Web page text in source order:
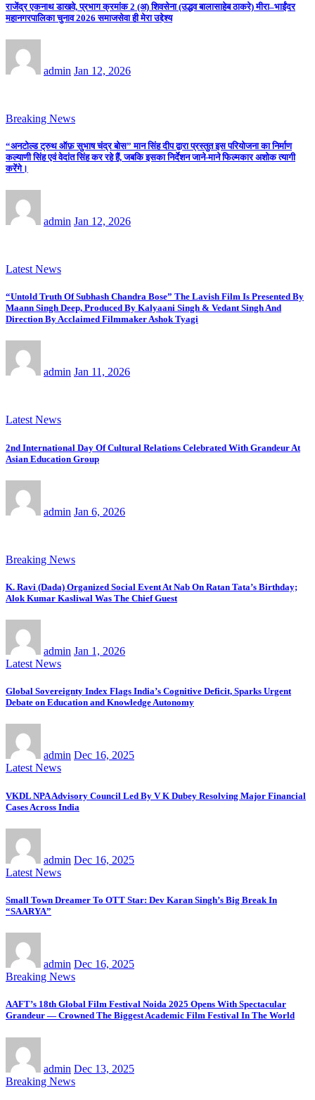
राजेंद्र एकनाथ डाखवे, प्रभाग क्रमांक 2 (अ) शिवसेना (उद्धव बालासाहेब ठाकरे) मीरा–भाईंदर
महानगरपालिका चुनाव 2026 समाजसेवा ही मेरा उद्देश्य
admin Jan 12, 2026
Breaking News
“अनटोल्ड ट्रुथ ऑफ़ सुभाष चंद्र बोस” मान सिंह दीप द्वारा प्रस्तुत इस परियोजना का निर्माण
कल्याणी सिंह एवं वेदांत सिंह कर रहे हैं, जबकि इसका निर्देशन जाने-माने फिल्मकार अशोक त्यागी
करेंगे।
admin Jan 12, 2026
Latest News
“Untold Truth Of Subhash Chandra Bose” The Lavish Film Is Presented By
Maann Singh Deep, Produced By Kalyaani Singh & Vedant Singh And
Direction By Acclaimed Filmmaker Ashok Tyagi
admin Jan 11, 2026
Latest News
2nd International Day Of Cultural Relations Celebrated With Grandeur At
Asian Education Group
admin Jan 6, 2026
Breaking News
K. Ravi (Dada) Organized Social Event At Nab On Ratan Tata’s Birthday;
Alok Kumar Kasliwal Was The Chief Guest
admin Jan 1, 2026
Latest News
Global Sovereignty Index Flags India’s Cognitive Deficit, Sparks Urgent
Debate on Education and Knowledge Autonomy
admin Dec 16, 2025
Latest News
VKDL NPA Advisory Council Led By V K Dubey Resolving Major Financial
Cases Across India
admin Dec 16, 2025
Latest News
Small Town Dreamer To OTT Star: Dev Karan Singh’s Big Break In
“SAARYA”
admin Dec 16, 2025
Breaking News
AAFT’s 18th Global Film Festival Noida 2025 Opens With Spectacular
Grandeur — Crowned The Biggest Academic Film Festival In The World
admin Dec 13, 2025
Breaking News